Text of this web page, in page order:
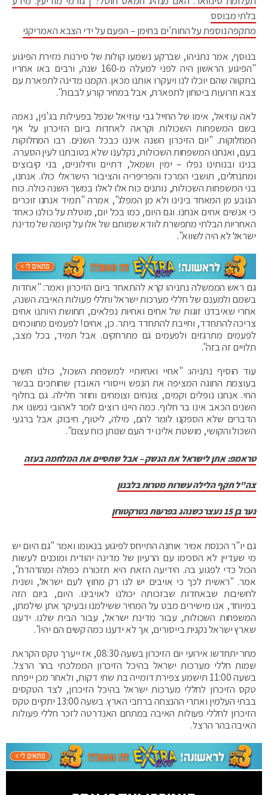
בלתי מבוסס
מתקפה נוספת על החות'ים בתימן – הפעם על ידי הצבא האמריקני
בנוסף, אמר נתניהו, שברקע נשמעו קולות של סירנות מזירת הפיגוע
"הפיגוע הראשון היה לפני למעלה מ-160 שנה, ורבים באו אחריו
בתקווה שהם יוכלו לנו ויעקרו אותנו מכאן. הקמנו מדינה לתפארת עם
צבא וזרועות ביטחון לתפארת, אבל במחיר קורע לבבות".
לאה עוזיאל, אימו של החייל גבי עוזיאל שנפל בפעילות בג'נין, נאמה
בשם המשפחות השכולות וקראה לאחדות ביום הזיכרון על אף
המחלוקות. "יום הזיכרון השנה איננו כבכל השנים. רבו המחלוקות
בעם, ואנחנו המשפחות השכולות, נקלענו שלא בטובתנו לעין הסערה.
בנינו ובנותינו נפלו – ימין ושמאל, דתיים וחילוניים, בני קיבוצים
ומתנחלים, תושבי המרכז והפריפריה והציבור הישראלי כולו. אנחנו,
בני המשפחות השכולות, נותנים כוח אלו לאלו במשך השנה כולה. כוח
הנובע מן המאחד בינינו ולא מן המפלג", אמרה "תמיד אנחנו זוכרים
כי אנשים אחים אנחנו. וגם היום, כמו בכל יום, מוטלת על כולנו כאחד
האחריות הבלתי מתפשרת לוודא שמותם של אלו על קיומה של מדינת
ישראל לא היה לשווא".
גם ראש הממשלה נתניהו קרא להתאחד ביום הזיכרון ואמר: "אחדות
בשמם ולמענם של חללי מערכות ישראל וחללי פעולות האיבה. השנה,
אחרי שאיבדנו זוגות של אחים ואחיות נפלאים, תחושת היותנו אחים
צריכה להתחדד, וחייבת להתחדד ביתר. כן, אחים! לפעמים מתווכחים
לפעמים מתרגזים ולפעמים גם מתרחקים. אבל תמיד, בכל מצב,
תלויים זה בזה".
עוד הוסיף נתניהו: "אחיי ואחיותיי למשפחת השכול, כולנו חשים
בעוצמת התוגה המציפה את הנפש וייסורי האובדן שחותכים בבשר
החי. אנחנו נופלים וקמים, צונחים וצומחים וחוזר חלילה. גם בחלוף
השנים הכאב אינו בר חלוף. כמה היינו רוצים לומר לאהובי נפשנו את
הדברים שלא הספקנו לומר להם, מילה, ליטוף, חיבוק. אבל ברגעי
השכול והקושי, מושטת אלינו יד העם שנותן כוח עצום".
טראמפ: אתן לישראל את הנשק – אבל שתסיים את המלחמה בעזה
צה"ל תקף הלילה עשרות מטרות בלבנון
נער בן 15 נעצר כשנהג בפרעות בטרקטורון
גם יו"ר הכנסת אמיר אוחנה התייחס לפיגוע בנאומו ואמר "גם היום יש
מי שעדיין לא הסכימו עם הרעיון של מדינה יהודית ומוכנים לעשות
הכול כדי לפגוע בה. הידיעה הזאת היא תזכורת כפולה ומהדהדת",
אמר. "ראשית לכך כי אויבים יש לנו רק מחוץ לעם ישראל, ושנית
לחשיבות שבאחדות שבזכותה יכולנו לאויבינו. היום, ביום הזה
במיוחד, אנו מישירים מבט על המחיר ששילמנו ובעיקר אתן שילמתן,
המשפחות השכולות, עבור מדינת ישראל, עבור הבית שלנו. ידענו
שארץ ישראל נקנית בייסורים, אך לא ידענו כמה קשים הם יהיו".
מחר יתחדשו אירועי יום הזיכרון בשעה 08:30, אז ייערך טקס הקראת
שמות חללי מערכות ישראל בהיכל הזיכרון הממלכתי בהר הרצל.
בשעה 11:00 תישמע צפירת דומייה בת שתי דקות, ולאחר מכן ייפתח
טקס הזיכרון לחללי מערכות ישראל בהיכל הזיכרון, לצד הטקסים
בבתי העלמין ואתרי ההנצחה ברחבי הארץ. בשעה 13:00 יתקיים טקס
הזיכרון לחללי פעולות האיבה במתחם האנדרטה לזכר חללי פעולות
האיבה בהר הרצל.